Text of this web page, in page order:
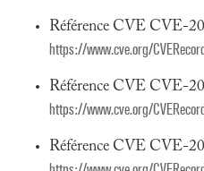
Référence CVE CVE-
https://www.cve.org/
Référence CVE CVE-
https://www.cve.org/
Référence CVE CVE-